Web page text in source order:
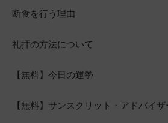
断食を行う理由
礼拝の方法について
【無料】今日の運勢
【無料】サンスクリット・アドバイザ